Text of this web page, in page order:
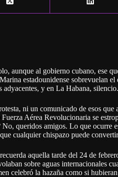
aunque al gobierno cubano, ese
estadounidense sobrevuelan
adyacentes, y en La Habana, silencio.
ni un comunicado de esos
Aérea Revolucionaria se
No, queridos amigos. Lo que ocurre
cualquier chispazo puede
aquella tarde del 24 de
sobre aguas internacionales
celebró la hazaña como si